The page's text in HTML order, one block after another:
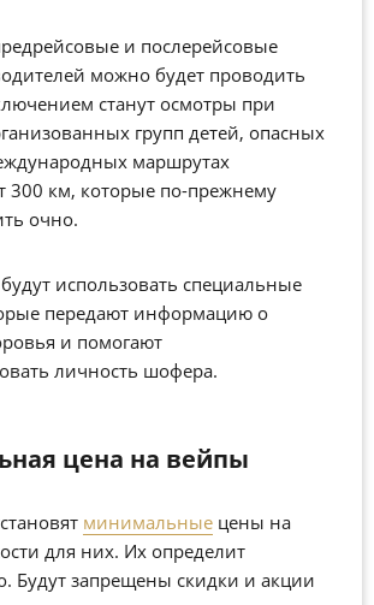
и послерейсовые
можно будет проводить
станут осмотры при
групп детей, опасных
маршрутах
300 км, которые по-прежнему
очно.
использовать специальные
передают информацию о
и помогают
личность шофера.
цена на вейпы
минимальные цены на
для них. Их определит
Будут запрещены скидки и акции